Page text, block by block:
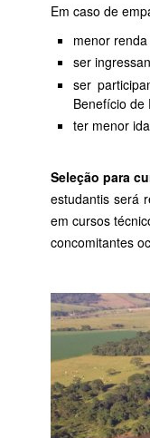
Em caso de
menor renda
ser
ser
Benefício de
ter menor
Seleção para
estudantis será
em cursos
concomitantes